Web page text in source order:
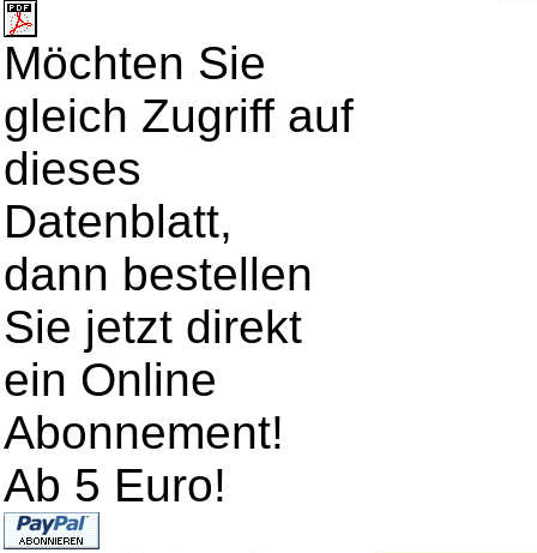
Möchten Sie
gleich Zugriff auf
dieses
Datenblatt,
dann bestellen
Sie jetzt direkt
ein Online
Abonnement!
Ab 5 Euro!